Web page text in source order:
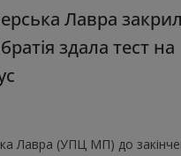
Лавра
здала тест на
Лавра (УПЦ МП) до